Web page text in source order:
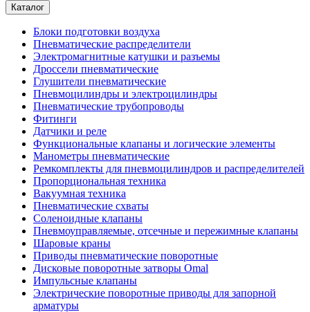
Каталог
Блоки подготовки воздуха
Пневматические распределители
Электромагнитные катушки и разъемы
Дроссели пневматические
Глушители пневматические
Пневмоцилиндры и электроцилиндры
Пневматические трубопроводы
Фитинги
Датчики и реле
Функциональные клапаны и логические элементы
Манометры пневматические
Ремкомплекты для пневмоцилиндров и распределителей
Пропорциональная техника
Вакуумная техника
Пневматические схваты
Соленоидные клапаны
Пневмоуправляемые, отсечные и пережимные клапаны
Шаровые краны
Приводы пневматические поворотные
Дисковые поворотные затворы Omal
Импульсные клапаны
Электрические поворотные приводы для запорной
арматуры